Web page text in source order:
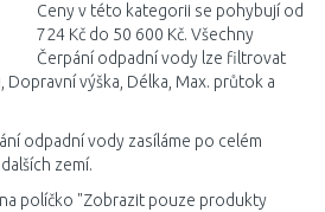
Ceny v této kategorii se pohybují od
724 Kč do 50 600 Kč. Všechny
Čerpání odpadní vody lze filtrovat
výška, Délka, Max. průtok a
odpadní vody zasíláme po celém
zemí.
políčko "Zobrazit pouze produkty